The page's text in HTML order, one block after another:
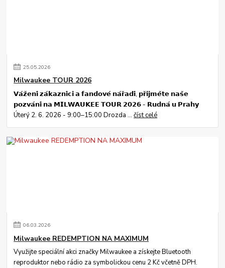
25.05.2026
Milwaukee TOUR 2026
𝗩𝗮́𝘇̌𝗲𝗻𝗶́ 𝘇𝗮́𝗸𝗮𝘇𝗻𝗶́𝗰𝗶 𝗮 𝗳𝗮𝗻𝗱𝗼𝘃𝗲́ 𝗻𝗮́𝗿̌𝗮𝗱𝗶́, 𝗽𝗿̌𝗶𝗷𝗺𝗲̌𝘁𝗲 𝗻𝗮𝘀̌𝗲
𝗽𝗼𝘇𝘃𝗮́𝗻𝗶́ 𝗻𝗮 𝗠𝗜𝗟𝗪𝗔𝗨𝗞𝗘𝗘 𝗧𝗢𝗨𝗥 𝟮𝟬𝟮𝟲 - 𝗥𝘂𝗱𝗻𝗮́ 𝘂 𝗣𝗿𝗮𝗵𝘆
Úterý 2. 6. 2026 - 9:00–15:00 Drozda ...číst celé
06.03.2026
Milwaukee REDEMPTION NA MAXIMUM
Využijte speciální akci značky Milwaukee a získejte Bluetooth
reproduktor nebo rádio za symbolickou cenu 2 Kč včetně DPH.